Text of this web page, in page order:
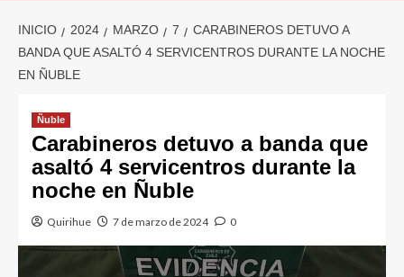
INICIO 2024 MARZO 7
CARABINEROS DETUVO A
BANDA QUE ASALTÓ 4 SERVICENTROS DURANTE LA NOCHE
EN ÑUBLE
Ñuble
Carabineros detuvo a banda que
asaltó 4 servicentros durante la
noche en Ñuble
Quirihue 7 de marzo de 2024 0